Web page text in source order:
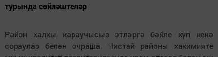
турында сөйләштеләр
Район халкы караучысыз этләргә бәйле күп кенә
сораулар белән очраша. Чистай районы хакимияте